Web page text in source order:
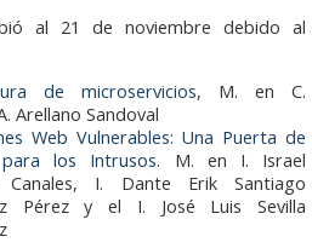
25
al 21 de noviembre debido al
de microservicios, M. en C.
Arellano Sandoval
Web Vulnerables: Una Puerta de
los Intrusos. M. en I. Israel
Canales, I. Dante Erik Santiago
Pérez y el I. José Luis Sevilla